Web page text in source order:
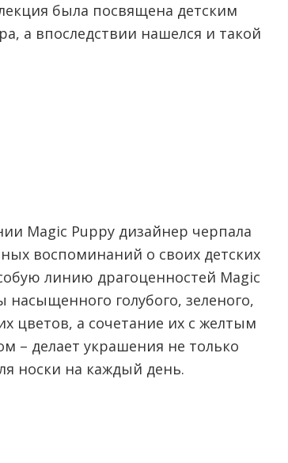
была посвящена детским
а впоследствии нашелся и такой
Magic Puppy дизайнер черпала
воспоминаний о своих детских
линию драгоценностей Magic
голубого, зеленого,
цветов, а сочетание их с желтым
– делает украшения не только
носки на каждый день.